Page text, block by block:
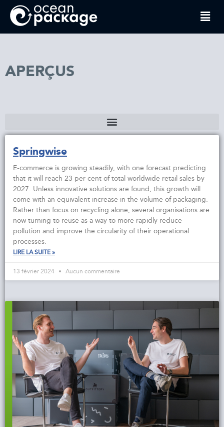
APERÇUS
Springwise
E-commerce is growing steadily, with one forecast predicting
that it will reach 23 per cent of total worldwide retail sales by
2027. Unless innovative solutions are found, this growth will
come with an equivalent increase in the volume of packaging.
Rather than focus on recycling alone, several organisations are
now turning to reuse as a way to more rapidly reduce
pollution and improve the circularity of their operational
processes.
LIRE LA SUITE »
13 février 2024 Aucun commentaire